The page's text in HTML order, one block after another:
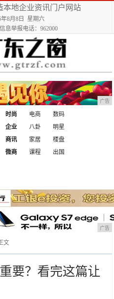
本地企业资讯门户网站
年8月8日 星期六
息举报电话：962000
广告
时尚 电商
数码
企业
八卦
明星
商讯 家居
楼盘
微商
课程
出国
广告
文
要？看完这篇让